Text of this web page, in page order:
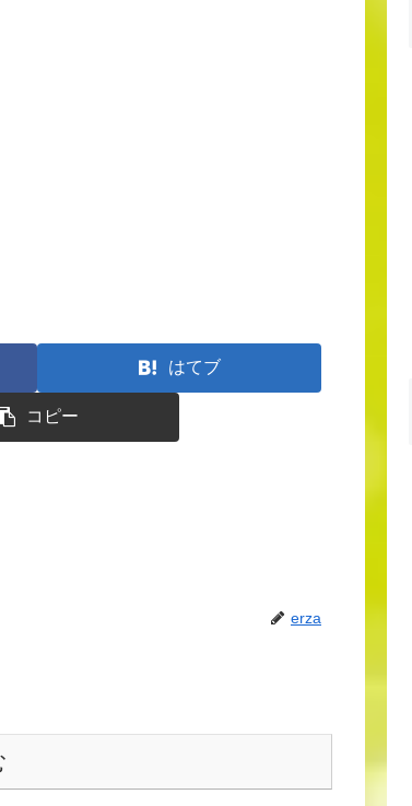
はてブ
コピー
erza